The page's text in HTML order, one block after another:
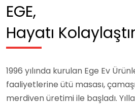
EGE,
Hayatı
1996 yılında kurulan Ege Ev
faaliyetlerine ütü masası,
merdiven üretimi ile başladı.